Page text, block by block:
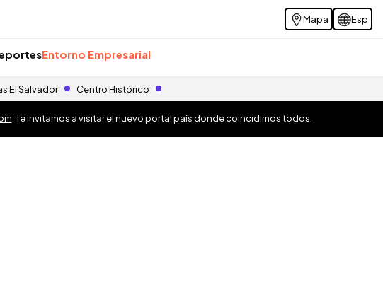
Mapa Esp
Entorno Empresarial
El Salvador Centro Histórico
. Te invitamos a visitar el nuevo portal país donde coincidimos todos.